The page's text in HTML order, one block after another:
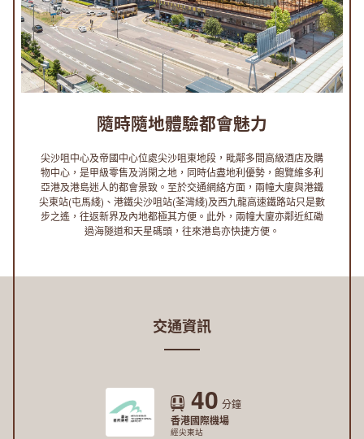
國
中
心
隨時隨地體驗都會魅力
尖沙咀中心及帝國中心位處尖沙咀東地段，毗鄰多間高級酒店及購
物中心，是甲級零售及消閑之地，同時佔盡地利優勢，飽覽維多利
亞港及港島迷人的都會景致。至於交通網絡方面，兩幢大廈與港鐵
尖東站(屯馬綫)、港鐵尖沙咀站(荃灣綫)及西九龍高速鐵路站只是數
步之遙，往返新界及內地都極其方便。此外，兩幢大廈亦鄰近紅磡
過海隧道和天星碼頭，往來港島亦快捷方便。
交通資訊
40 分鐘
香港國際機場
經尖東站